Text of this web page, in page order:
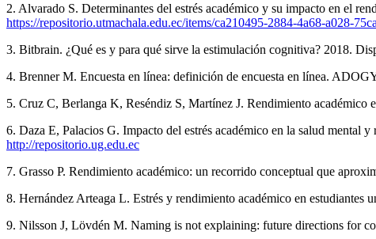
2. Alvarado S. Determinantes del estrés académico y su impacto en el
https://repositorio.utmachala.edu.ec/items/ca210495-2884-4a68-a028-
3. Bitbrain. ¿Qué es y para qué sirve la estimulación cognitiva? 2018.
4. Brenner M. Encuesta en línea: definición de encuesta en línea.
5. Cruz C, Berlanga K, Reséndiz S, Martínez J. Rendimiento
6. Daza E, Palacios G. Impacto del estrés académico en la salud mental
http://repositorio.ug.edu.ec
7. Grasso P. Rendimiento académico: un recorrido conceptual que
8. Hernández Arteaga L. Estrés y rendimiento académico en estudiantes
9. Nilsson J, Lövdén M. Naming is not explaining: future directions for